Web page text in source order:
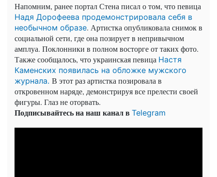
Напомним, ранее портал Стена писал о том, что певица
Надя Дорофеева продемонстрировала себя в
необычном образе. Артистка опубликовала снимок в
социальной сети, где она позирует в непривычном
амплуа. Поклонники в полном восторге от таких фото.
Также сообщалось, что украинская певица Настя
Каменских появилась на обложке мужского
журнала. В этот раз артистка позировала в
откровенном наряде, демонстрируя все прелести своей
фигуры. Глаз не оторвать.
Подписывайтесь на наш канал в Telegram